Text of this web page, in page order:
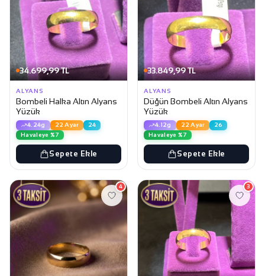
34.699,99 TL
ALYANS
Bombeli Halka Altın Alyans
Yüzük
4.24g 22 Ayar
24
Havaleye %7
Sepete Ekle
33.849,99 TL
ALYANS
Düğün Bombeli Altın Alyans
Yüzük
4.12g 22 Ayar
26
Havaleye %7
Sepete Ekle
4 3